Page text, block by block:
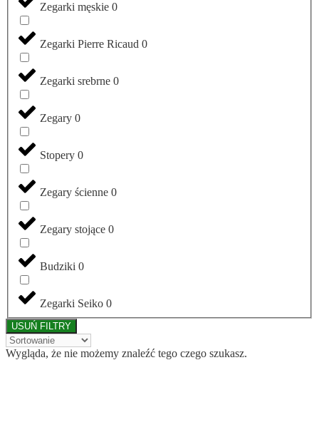
Zegarki męskie 0
Zegarki Pierre Ricaud 0
Zegarki srebrne 0
Zegary 0
Stopery 0
Zegary ścienne 0
Zegary stojące 0
Budziki 0
Zegarki Seiko 0
USUŃ FILTRY
Wygląda, że nie możemy znaleźć tego czego szukasz.